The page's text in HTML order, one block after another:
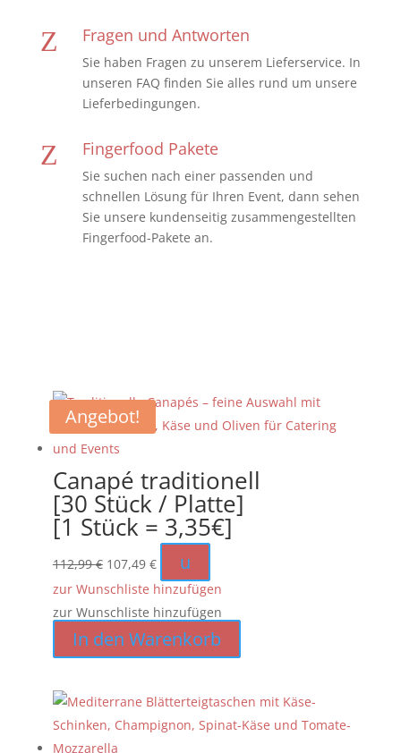
Z Fragen und Antworten
Sie haben Fragen zu unserem Lieferservice. In
unseren FAQ finden Sie alles rund um unsere
Lieferbedingungen.
Z Fingerfood Pakete
Sie suchen nach einer passenden und
schnellen Lösung für Ihren Event, dann sehen
Sie unsere kundenseitig zusammengestellten
Fingerfood-Pakete an.
Angebot!
Canapé traditionell
[30 Stück / Platte]
[1 Stück = 3,35€]
112,99€ Ursprünglicher
Preis
war:
112,99 €
107,49 €Aktueller
Preis
ist:
107,49 €.
u
zur Wunschliste hinzufügen
zur Wunschliste hinzufügen
In den Warenkorb